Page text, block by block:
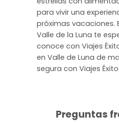
para vivir una
próximas vacaciones.
Valle de la Luna te
conoce con Viajes
en Valle de Luna de
segura con Viajes Éxito.
Preguntas